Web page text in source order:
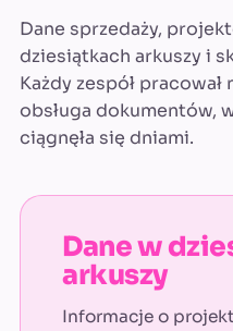
Dane sprzedaży,
dziesiątkach arkuszy i
Każdy zespół pracował
obsługa dokumentów,
ciągnęła się dniami.
Dane w
arkuszy
Informacje o